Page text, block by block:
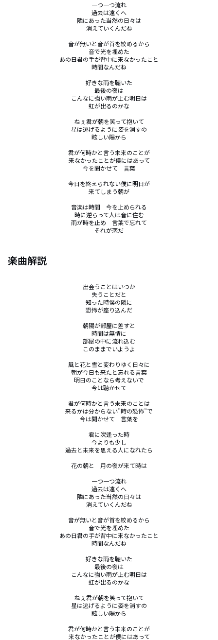
一つ一つ流れ
過去は遠くへ
隣にあった当然の日々は
消えていくんだね
音が無いと音が首を絞めるから
音で光を埋めた
あの日君の手が背中に来なかったこと
時間なんだね
好きな雨を聴いた
最後の夜は
こんなに強い雨が止む明日は
虹が出るのかな
ねぇ君が朝を笑って抱いて
星は逃げるように姿を消すの
眩しい陽から
君が何時かと言う未来のことが
来なかったことが僕にはあって
今を聞かせて　言葉
今日を終えられない僕に明日が
来てしまう朝が
音楽は時間　今を止められる
時に逆らって人は音に住む
雨が時を止め　言葉で忘れて
それが恋だ
楽曲解説
出会うことはいつか
失うことだと
知った時僕の隣に
恐怖が座り込んだ
朝陽が部屋に差すと
時間は無情に
部屋の中に流れ込む
このままでいようよ
風と花と雪と変わりゆく日々に
朝が今日も来たと忘れる言葉
明日のことなら考えないで
今は聴かせて
君が何時かと言う未来のことは
来るかは分からない”時の恐怖”で
今は聞かせて　言葉を
君に次逢った時
今よりも少し
過去と未来を思える人になれたら
花の朝と　月の夜が来て時は
一つ一つ流れ
過去は遠くへ
隣にあった当然の日々は
消えていくんだね
音が無いと音が首を絞めるから
音で光を埋めた
あの日君の手が背中に来なかったこと
時間なんだね
好きな雨を聴いた
最後の夜は
こんなに強い雨が止む明日は
虹が出るのかな
ねぇ君が朝を笑って抱いて
星は逃げるように姿を消すの
眩しい陽から
君が何時かと言う未来のことが
来なかったことが僕にはあって